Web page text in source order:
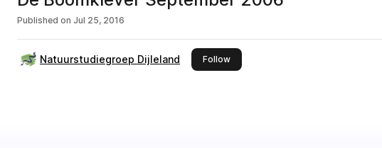
Published on Jul 25, 2016
Natuurstudiegroep Dijleland Followthis publisher